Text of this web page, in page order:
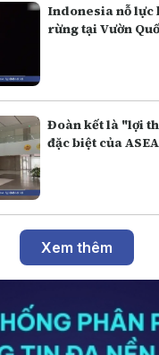
Indonesia nỗ lực
rừng tại Vườn
Đoàn kết là "lợi
đặc biệt của
Xem thêm